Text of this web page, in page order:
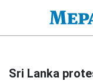
Sri Lanka